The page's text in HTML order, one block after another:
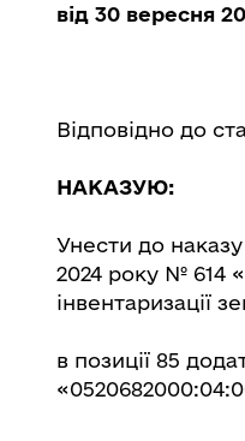
від 30 вересня
Відповідно до
НАКАЗУЮ:
Унести до наказу
2024 року № 614
інвентаризації
в позиції 85